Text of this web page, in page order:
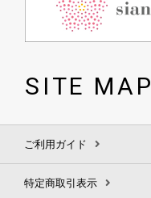
SITE MAP
ご利用ガイド
特定商取引表示